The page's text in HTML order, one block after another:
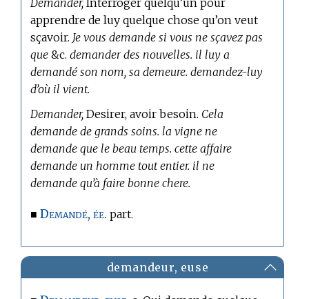
Demander, Interroger quelqu’un pour
apprendre de luy quelque chose qu’on veut
sçavoir. Je vous demande si vous ne sçavez pas
que &c.demander des nouvelles. il luy a
demandé son nom, sa demeure. demandez-luy
d’où il vient.
Demander, Desirer, avoir besoin. Cela
demande de grands soins. la vigne ne
demande que le beau temps. cette affaire
demande un homme tout entier. il ne
demande qu’à faire bonne chere.
■Demandé, ée. part.
demandeur, euse